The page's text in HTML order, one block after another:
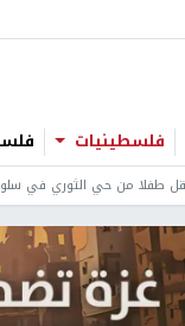
فلسطينيات
طفلا من حي الثوري في